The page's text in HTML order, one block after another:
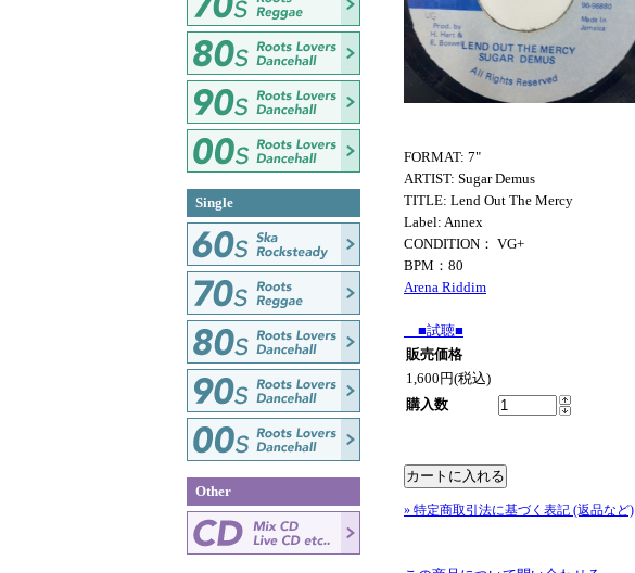
FORMAT: 7"
ARTIST: Sugar Demus
TITLE: Lend Out The Mercy
Label: Annex
CONDITION： VG+
BPM：80
Arena Riddim
■試聴■
販売価格
1,600円(税込)
購入数
» 特定商取引法に基づく表記 (返品など)
Single
Other